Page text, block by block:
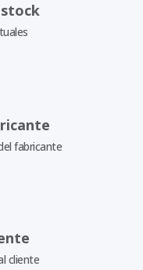
fabricante
cliente